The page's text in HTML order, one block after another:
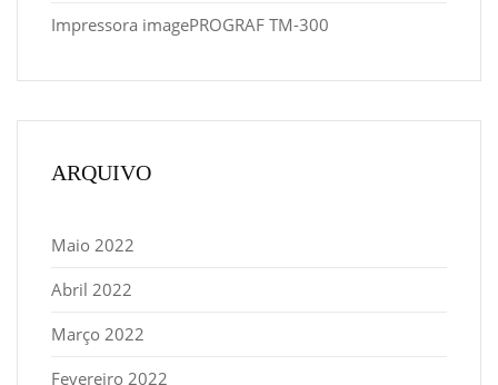
Impressora imagePROGRAF TM-300
ARQUIVO
Maio 2022
Abril 2022
Março 2022
Fevereiro 2022